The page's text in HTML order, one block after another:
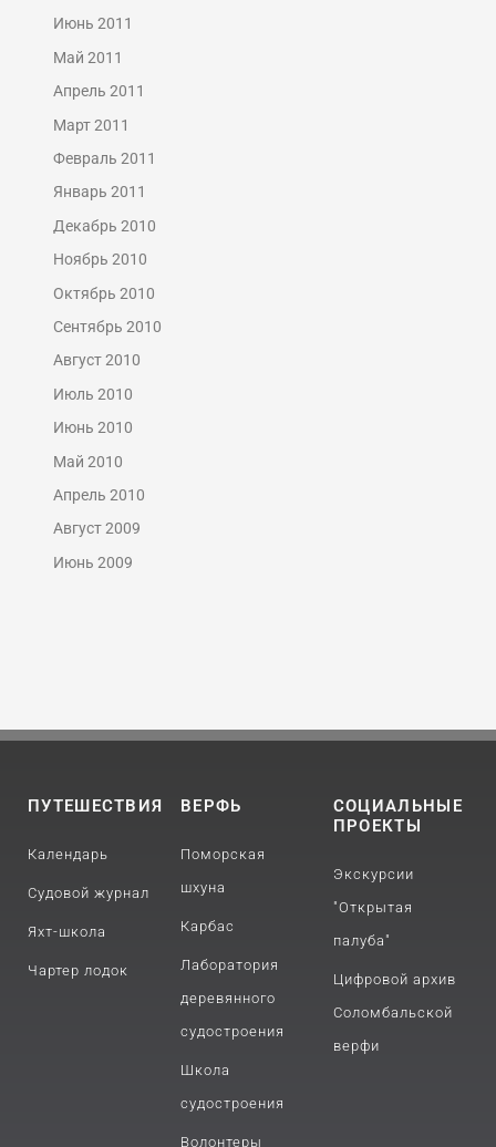
Июнь 2011
Май 2011
Апрель 2011
Март 2011
Февраль 2011
Январь 2011
Декабрь 2010
Ноябрь 2010
Октябрь 2010
Сентябрь 2010
Август 2010
Июль 2010
Июнь 2010
Май 2010
Апрель 2010
Август 2009
Июнь 2009
ПУТЕШЕСТВИЯ
Календарь
Судовой журнал
Яхт-школа
Чартер лодок
ВЕРФЬ
Поморская
шхуна
Карбас
Лаборатория
деревянного
судостроения
Школа
судостроения
Волонтеры
СОЦИАЛЬНЫЕ
ПРОЕКТЫ
Экскурсии
"Открытая
палуба"
Цифровой архив
Соломбальской
верфи